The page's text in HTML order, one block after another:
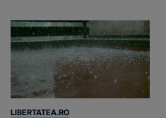
LIBERTATEA.RO